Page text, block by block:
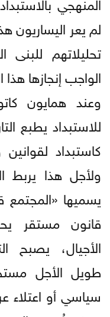
لم يعر اليساريون
تحليلاتهم للبنى
الواجب إنجازها
وعند همايون
للاستبداد يطبع
كاستبداد
ولأجل هذا يربط
يسميها
قانون مستقر
الأجيال، يصبح
طويل الأجل
سياسي أو اعتلاء